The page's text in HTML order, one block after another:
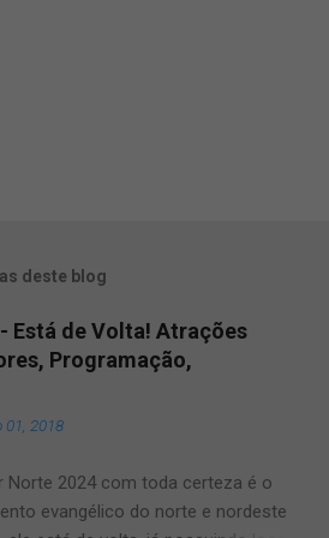
deste blog
Está de Volta! Atrações
Programação,
01, 2018
Norte 2024 com toda certeza é o
evangélico do norte e nordeste